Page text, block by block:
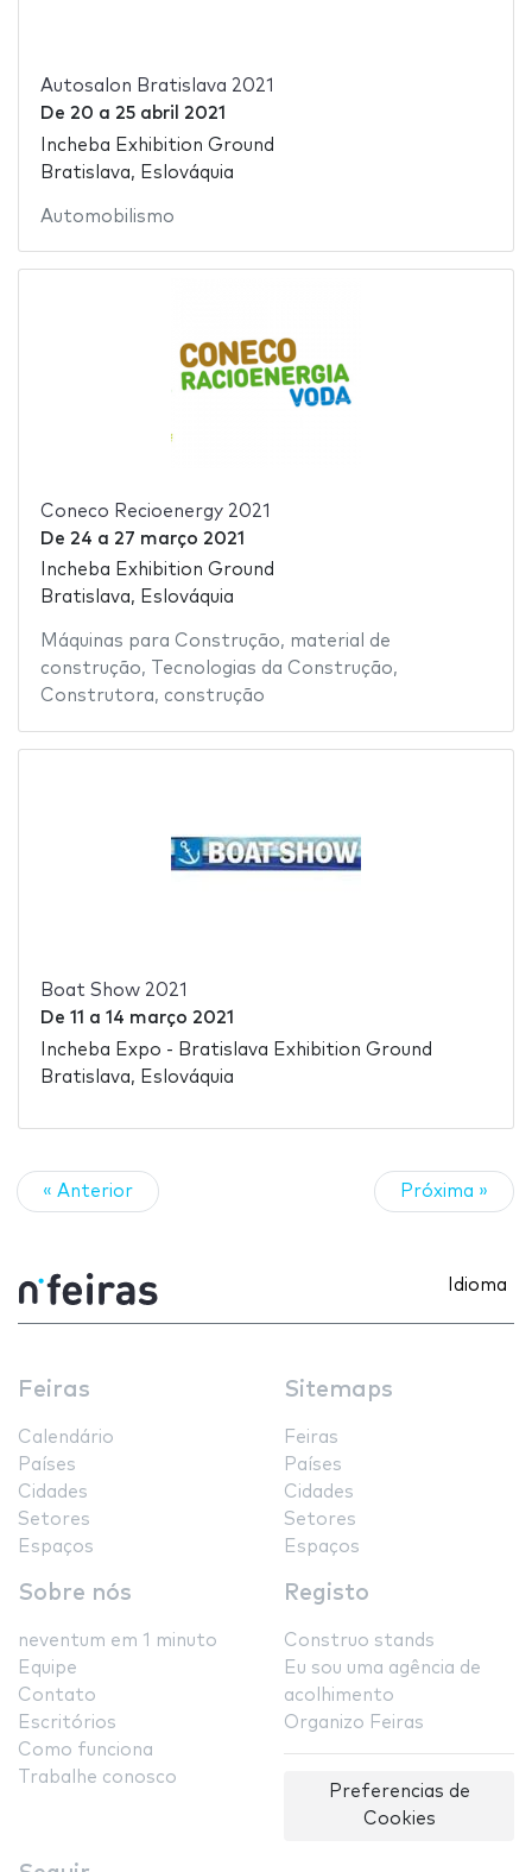
Autosalon Bratislava 2021
De 20 a 25 abril 2021
Incheba Exhibition Ground
Bratislava, Eslováquia
Automobilismo
Coneco Recioenergy 2021
De 24 a 27 março 2021
Incheba Exhibition Ground
Bratislava, Eslováquia
Máquinas para Construção, material de
construção, Tecnologias da Construção,
Construtora, construção
Boat Show 2021
De 11 a 14 março 2021
Incheba Expo - Bratislava Exhibition Ground
Bratislava, Eslováquia
« Anterior Próxima »
Idioma
Feiras
Calendário
Países
Cidades
Setores
Espaços
Sitemaps
Feiras
Países
Cidades
Setores
Espaços
Sobre nós
neventum em 1 minuto
Equipe
Contato
Escritórios
Como funciona
Trabalhe conosco
Registo
Construo stands
Eu sou uma agência de
acolhimento
Organizo Feiras
Preferencias de
Cookies